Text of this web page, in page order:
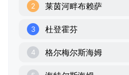
2 莱茵河畔布赖萨
3 杜登霍芬
4 格尔梅尔斯海姆